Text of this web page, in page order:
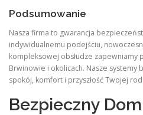
Podsumowanie
Nasza firma to gwarancja
indywidualnemu podejściu,
kompleksowej obsłudze zapewniamy
Brwinowie i okolicach. Nasze systemy
spokój, komfort i przyszłość Twojej
Bezpieczny